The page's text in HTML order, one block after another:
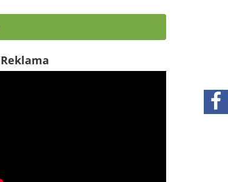
Reklama